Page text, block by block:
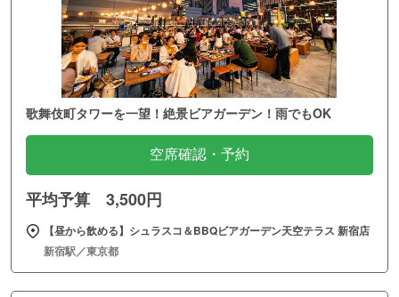
歌舞伎町タワーを一望！絶景ビアガーデン！雨でもOK
空席確認・予約
平均予算 3,500円
【昼から飲める】シュラスコ＆BBQビアガーデン天空テラス 新宿店
新宿駅／東京都